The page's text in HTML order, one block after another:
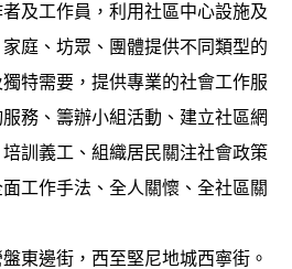
及工作員，利用社區中心設施及
庭、坊眾、團體提供不同類型的
特需要，提供專業的社會工作服
務、籌辦小組活動、建立社區網
訓義工、組織居民關注社會政策
工作手法、全人關懷、全社區關
東邊街，西至堅尼地城西寧街。